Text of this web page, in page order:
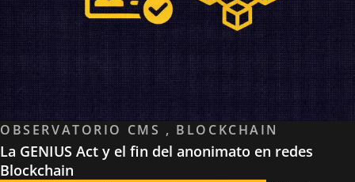
OBSERVATORIO CMS , BLOCKCHAIN
La GENIUS Act y el fin del anonimato en redes
Blockchain